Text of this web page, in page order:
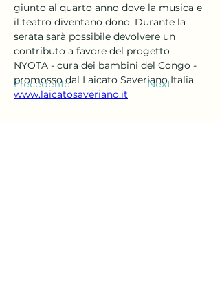
Precedente Next
giunto al quarto anno dove la musica e
il teatro diventano dono. Durante la
serata sarà possibile devolvere un
contributo a favore del progetto
NYOTA - cura dei bambini del Congo -
promosso dal Laicato Saveriano Italia
www.laicatosaveriano.it